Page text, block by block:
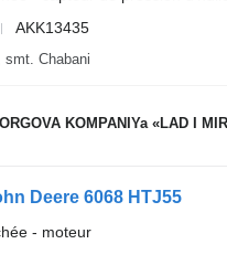
AKK13435
smt. Chabani
KOMPANIYa «LAD I
Deere 6068 HTJ55
- moteur